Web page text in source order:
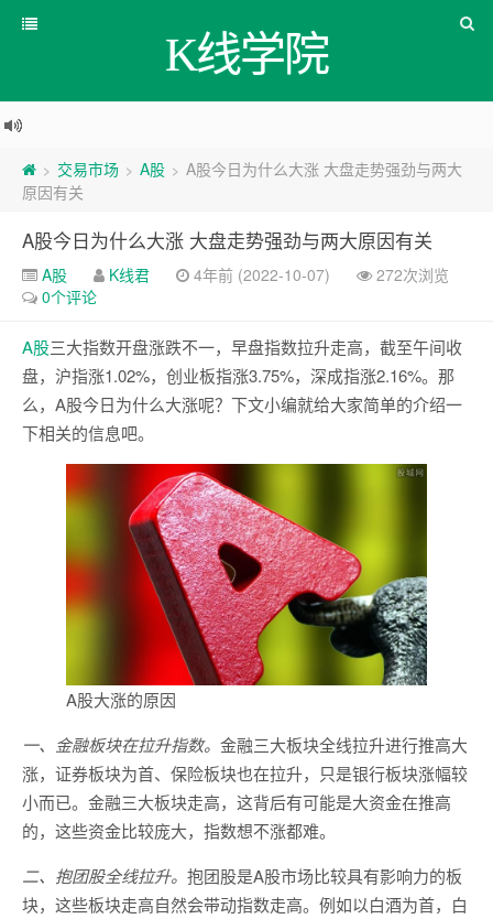
K线学院
> 交易市场 > A股 > A股今日为什么大涨 大盘走势强劲与两大
原因有关
A股今日为什么大涨 大盘走势强劲与两大原因有关
A股 K线君 4年前 (2022-10-07)
272次浏览
0个评论
A股三大指数开盘涨跌不一，早盘指数拉升走高，截至午间收
盘，沪指涨1.02%，创业板指涨3.75%，深成指涨2.16%。那
么，A股今日为什么大涨呢？下文小编就给大家简单的介绍一
下相关的信息吧。
A股大涨的原因
一、金融板块在拉升指数。 金融三大板块全线拉升进行推高大
涨，证券板块为首、保险板块也在拉升，只是银行板块涨幅较
小而已。金融三大板块走高，这背后有可能是大资金在推高
的，这些资金比较庞大，指数想不涨都难。
二、抱团股全线拉升。 抱团股是A股市场比较具有影响力的板
块，这些板块走高自然会带动指数走高。例如以白酒为首，白